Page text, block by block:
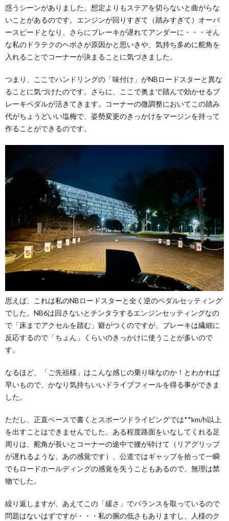
惑うシーンがありました。想定よりもステアを切らないと曲がらな
いことがあるのです。エンジンが回りすぎて（踏みすぎて）オーバ
ースピードとなり、さらにブレーキが遅れてアンダーに・・・そん
な私のドラテクのヘボさが原因かと思いきや、気持ち多めに舵角を
入れることでコーナーが決まることに気づきました。
つまり、ここでハンドリングの「味付け」がNBロードスターと異な
ることに気づけたのです。さらに、ここで奥まで踏んで効かせるブ
レーキペダルが活きてきます。コーナーの微調整においてこの踏み
代がちょうどいい塩梅で、姿勢変更のきっかけをマージンを持って
作ることができるのです。
思えば、これは私のNBロードスターと全く逆のペダルセッティング
でした。NB6は回さないとチンタラするエンジンセッティングなの
で「床までアクセルを踏む」癖がつくのですが、ブレーキは繊細に
反応するので「ちょん」くらいのきっかけに使うことが多いので
す。
なるほど、「ご先祖様」はこんな感じの乗り味なのか！とわかれば
早いもので、かなり気持ちいいドライブフィールを得る事ができま
した。
ただし、正直ベースで書くとスポーツドライビングでは**km/h以上
を出すことはできませんでした。ある程度路面をいなしてくれる足
周りは、舵角が長いとコーナーの途中で腰が砕けて（リアグリップ
が遅れるような、あの感覚です）、公道ではギャップを拾って一瞬
でもロードホールディングの感覚を失うこともあるので、無理は禁
物でした。
繰り返しますが、あえてこの「緩さ」でバランスを取っているので
問題はないはずですが・・・私の腕の低さもありますし、人様のク